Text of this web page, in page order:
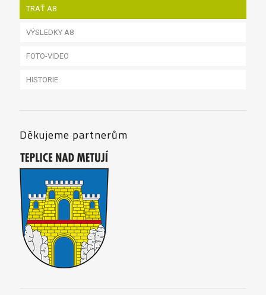
TRAŤ A8
VÝSLEDKY A8
FOTO-VIDEO
A8 2023
A8 2015
A8 2014
HISTORIE
Děkujeme partnerům